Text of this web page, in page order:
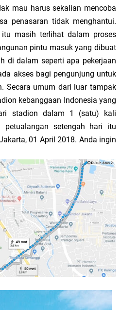
mau harus sekalian mencoba
penasaran tidak menghantui.
masih terlihat dalam proses
pintu masuk yang dibuat
di dalam seperti apa pekerjaan
akses bagi pengunjung untuk
Secara umum dari luar tampak
kebanggaan Indonesia yang
stadion dalam 1 (satu) kali
petualangan setengah hari itu
,01 April 2018. Anda ingin